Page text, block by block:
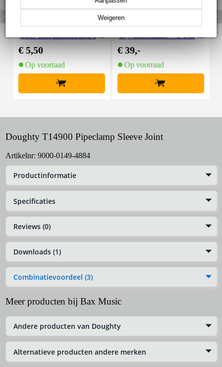
Weigeren
Innox Snap 27 kabelbi
nder met klittenband s
mal zwart (10 stuks)
€ 5,50
Op voorraad
+
Innox IVA 01 LS Kit he
avy lichtstatief + T-bar
€ 39,-
Op voorraad
+
Doughty T14900 Pipeclamp Sleeve Joint
Artikelnr: 9000-0149-4884
Productinformatie
Specificaties
Reviews (0)
Downloads (1)
Combinatievoordeel (3)
Meer producten bij Bax Music
Andere producten van Doughty
Alternatieve producten andere merken